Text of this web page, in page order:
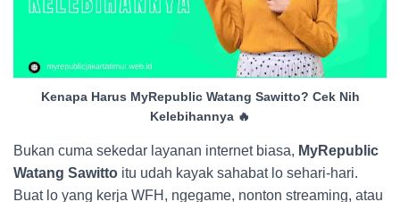
Kenapa Harus MyRepublic Watang Sawitto? Cek Nih
Kelebihannya 🔥
Bukan cuma sekedar layanan internet biasa, MyRepublic
Watang Sawitto itu udah kayak sahabat lo sehari-hari.
Buat lo yang kerja WFH, ngegame, nonton streaming, atau